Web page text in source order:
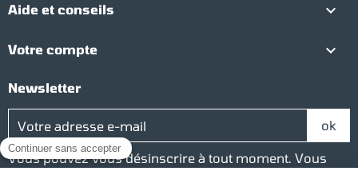
Aide et conseils 
Votre compte 
Newsletter
Vous pouvez vous désinscrire à tout moment. Vous